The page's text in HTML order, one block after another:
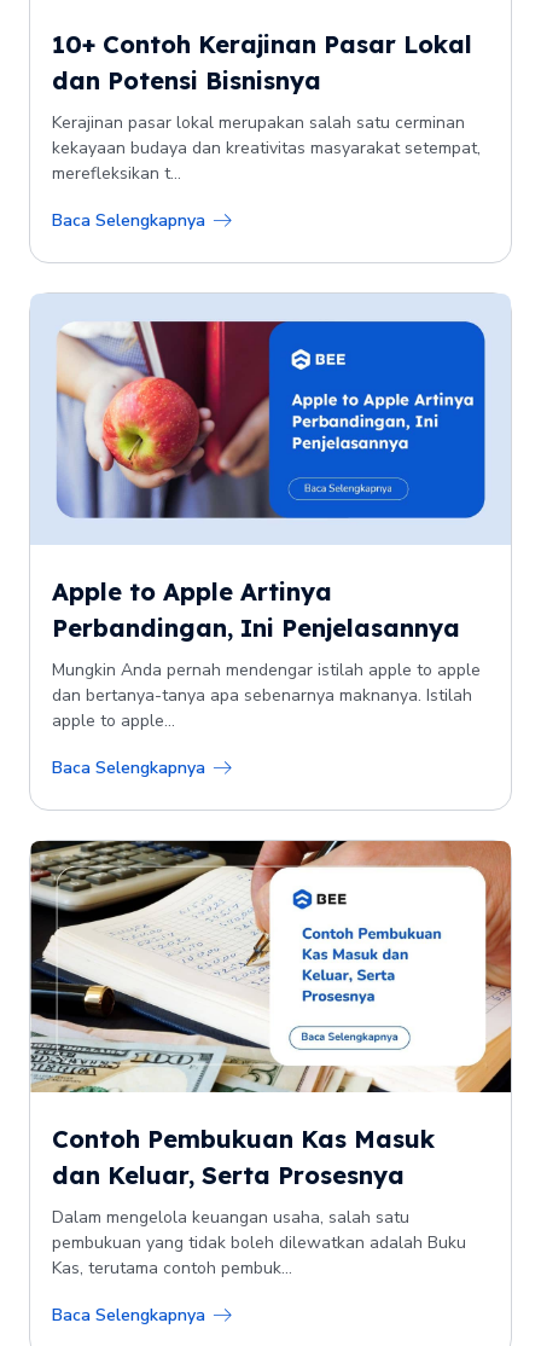
10+ Contoh Kerajinan Pasar Lokal
dan Potensi Bisnisnya
Kerajinan pasar lokal merupakan salah satu cerminan
kekayaan budaya dan kreativitas masyarakat setempat,
merefleksikan t...
Baca Selengkapnya
Apple to Apple Artinya
Perbandingan, Ini Penjelasannya
Mungkin Anda pernah mendengar istilah apple to apple
dan bertanya-tanya apa sebenarnya maknanya. Istilah
apple to apple...
Baca Selengkapnya
Contoh Pembukuan Kas Masuk
dan Keluar, Serta Prosesnya
Dalam mengelola keuangan usaha, salah satu
pembukuan yang tidak boleh dilewatkan adalah Buku
Kas, terutama contoh pembuk...
Baca Selengkapnya